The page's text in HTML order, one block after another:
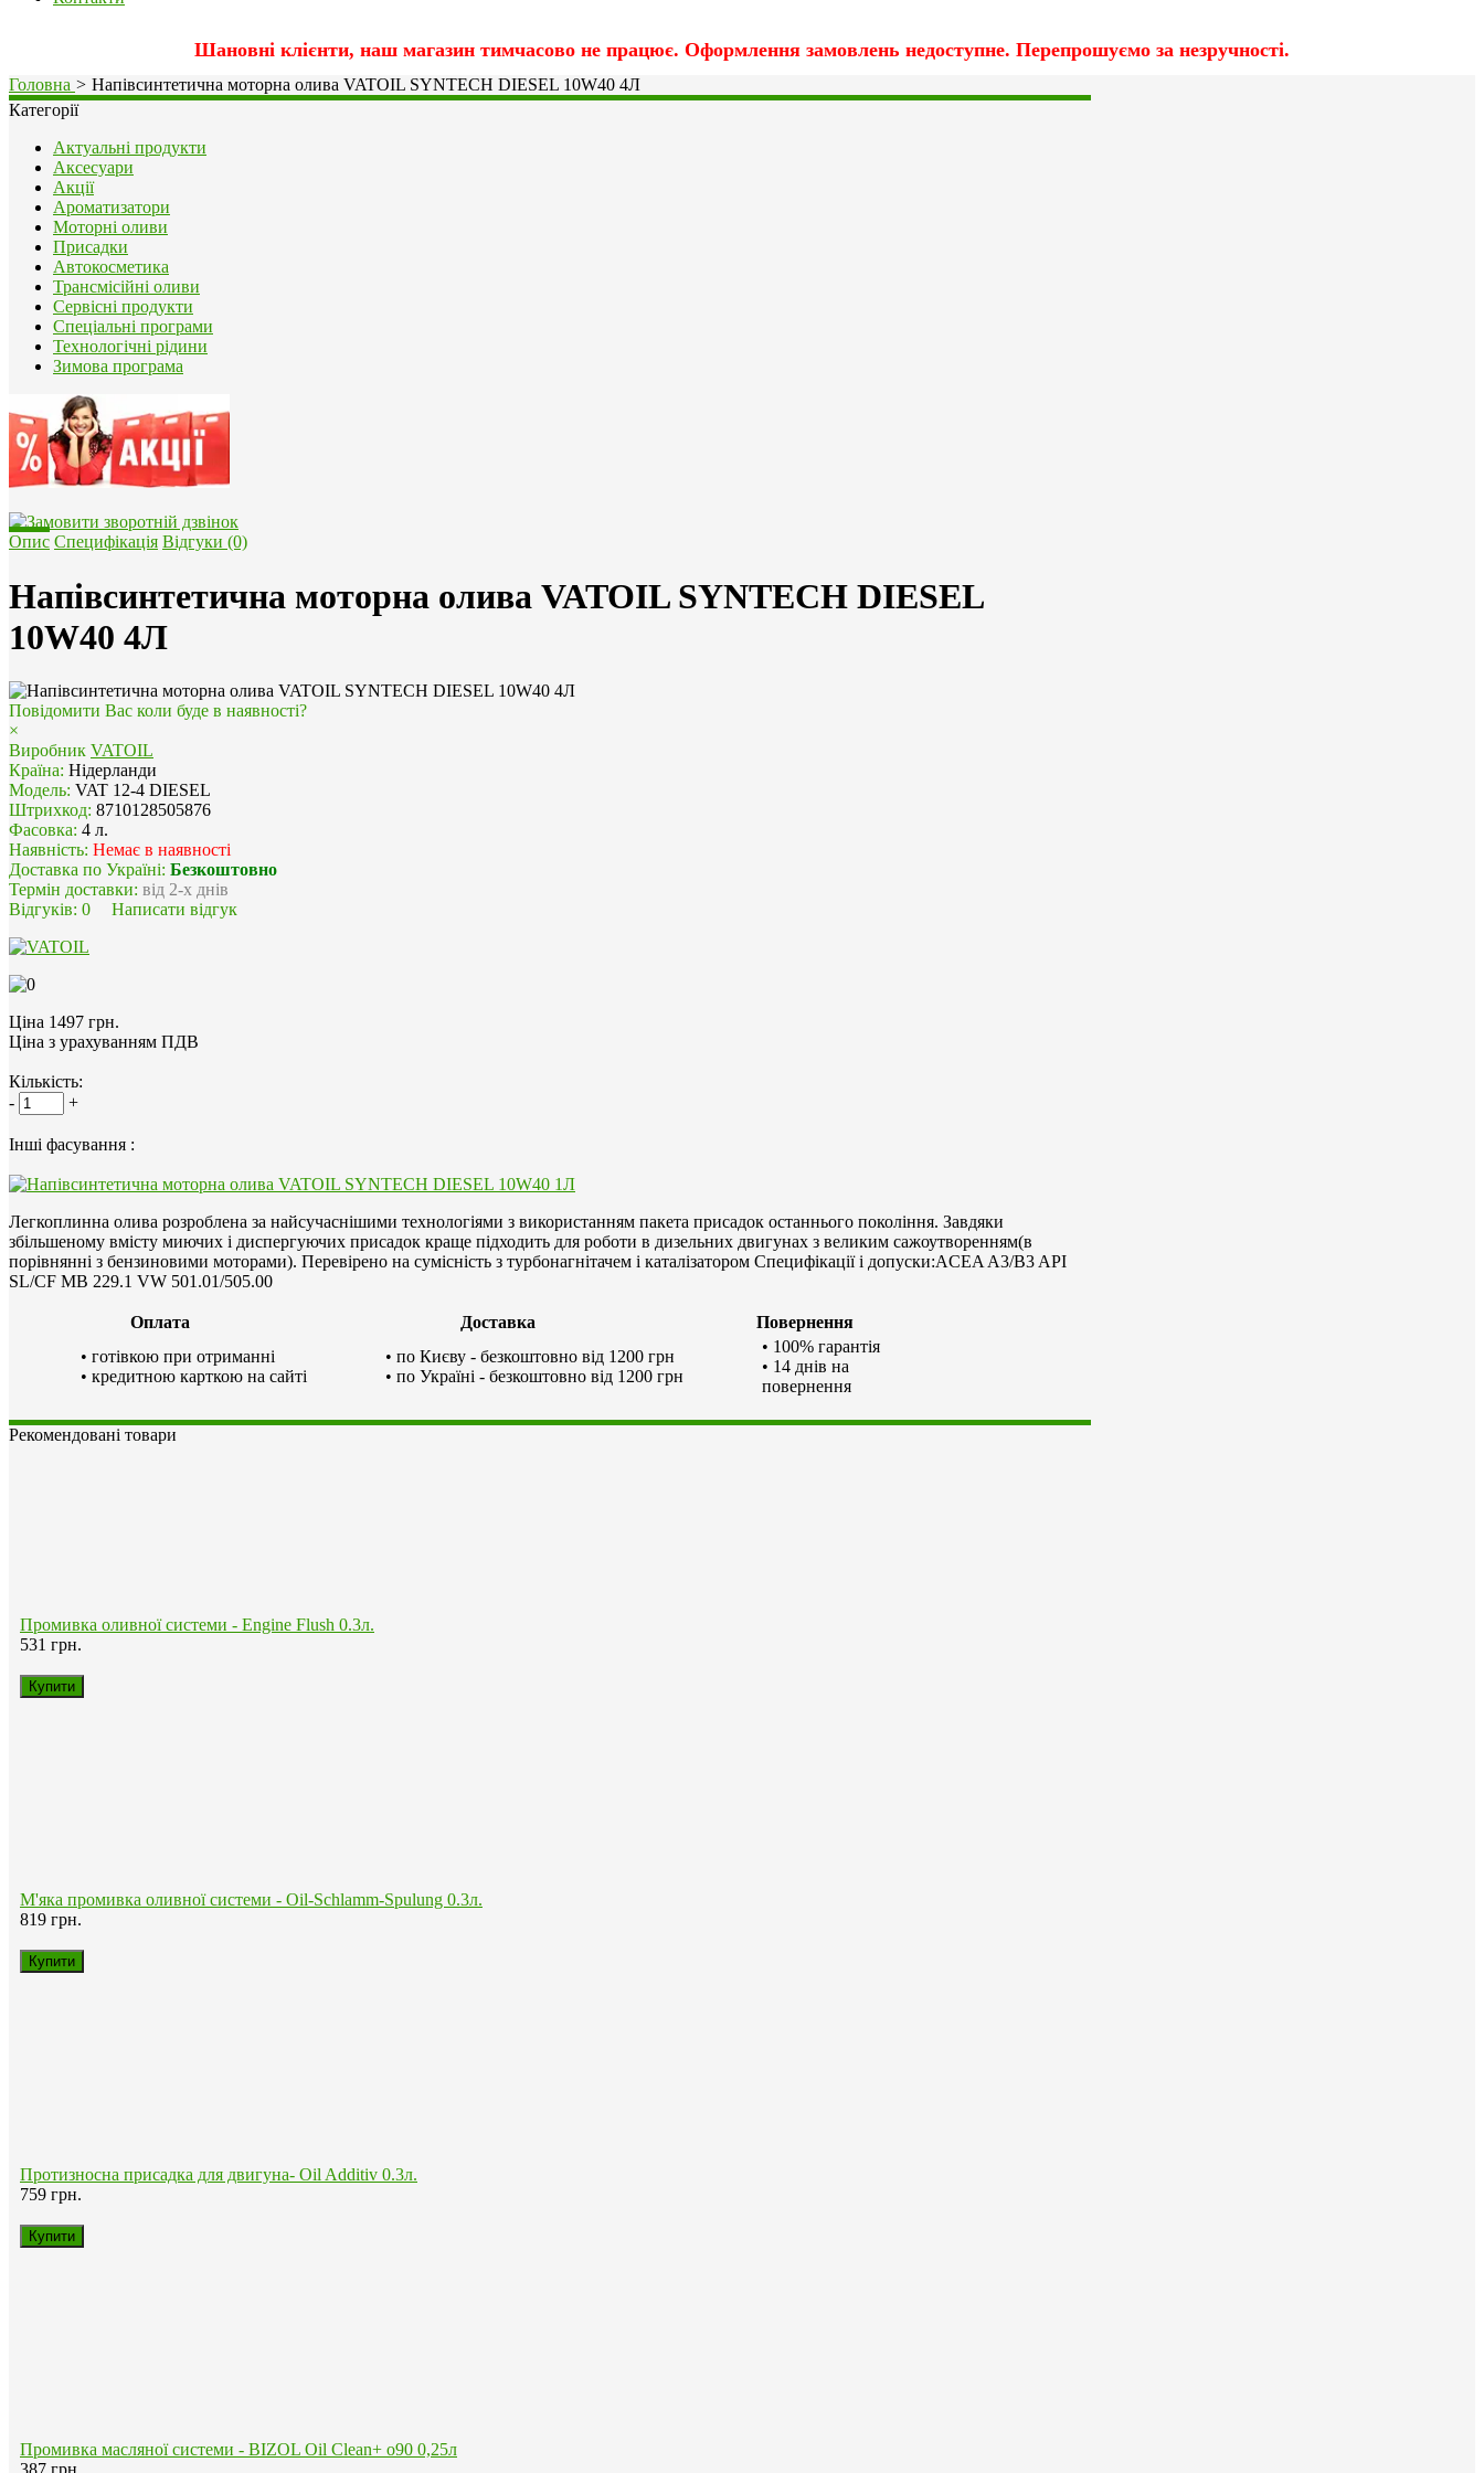
Шановні клієнти, наш магазин тимчасово не працює. Оформлення замовлень недоступне. Перепрошуємо за незручності.
Головна > Напівсинтетична моторна олива VATOIL SYNTECH DIESEL 10W40 4Л
Категорії
Актуальні продукти
Аксесуари
Акції
Ароматизатори
Моторні оливи
Присадки
Автокосметика
Трансмісійні оливи
Сервісні продукти
Спеціальні програми
Технологічні рідини
Зимова програма
Опис Специфікація Відгуки (0)
Напівсинтетична моторна олива VATOIL SYNTECH DIESEL
10W40 4Л
Повідомити Вас коли буде в наявності?
×
Виробник VATOIL
Країна: Нідерланди
Модель: VAT 12-4 DIESEL
Штрихкод: 8710128505876
Фасовка: 4 л.
Наявність: Немає в наявності
Доставка по Україні: Безкоштовно
Термін доставки: від 2-х днів
Відгуків: 0 Написати відгук
Ціна 1497 грн.
Ціна з урахуванням ПДВ
Кількість:
-
+
Інші фасування :
Легкоплинна олива розроблена за найсучаснішими технологіями з використанням пакета присадок останнього покоління. Завдяки
збільшеному вмісту миючих і диспергуючих присадок краще підходить для роботи в дизельних двигунах з великим сажоутворенням(в
порівнянні з бензиновими моторами). Перевірено на сумісність з турбонагнітачем і каталізатором Специфікації і допуски:ACEA A3/B3 API
SL/CF MB 229.1 VW 501.01/505.00
Оплата Доставка
Повернення
• готівкою при отриманні
• кредитною карткою на сайті
• по Києву - безкоштовно від 1200 грн
• по Україні - безкоштовно від 1200 грн
• 100% гарантія
• 14 днів на
повернення
Рекомендовані товари
819 грн.
Каталог
Моторні оливи
Список бажаних товарів
Повернення
Розсилання новин
Статті